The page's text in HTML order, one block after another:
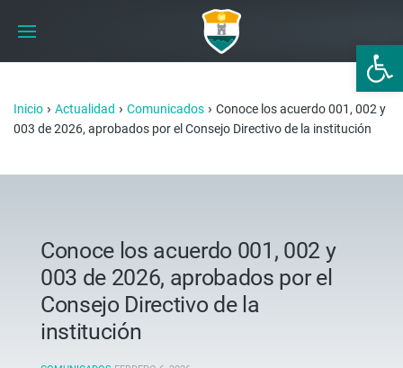
Abrir
Inicio › Actualidad › Comunicados › Conoce los acuerdo 001, 002 y
003 de 2026, aprobados por el Consejo Directivo de la institución
Conoce los acuerdo 001, 002 y
003 de 2026, aprobados por el
Consejo Directivo de la
institución